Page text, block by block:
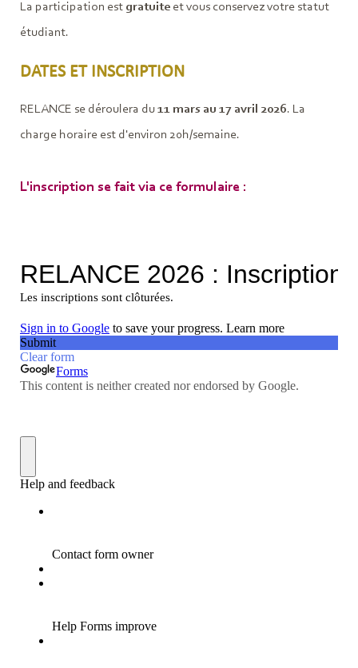
La participation est gratuite et vous conservez votre statut
étudiant.
DATES ET INSCRIPTION
RELANCE se déroulera du11 mars au 17 avril 2026. La
charge horaire est d'environ 20h/semaine.
L'inscription se fait via ce formulaire :